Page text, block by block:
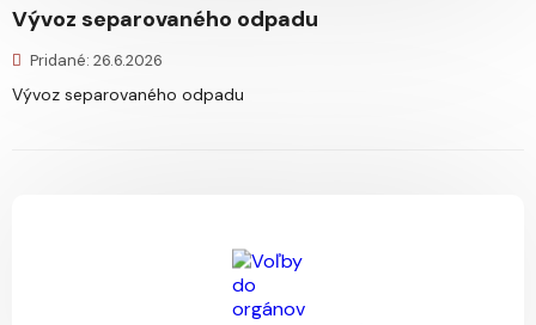
Vývoz separovaného odpadu
Pridané: 26.6.2026
Vývoz separovaného odpadu